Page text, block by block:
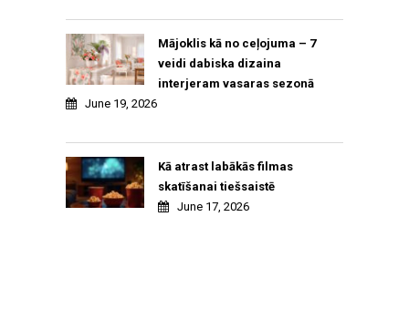
Mājoklis kā no ceļojuma – 7
veidi dabiska dizaina
interjeram vasaras sezonā
June 19, 2026
Kā atrast labākās filmas
skatīšanai tiešsaistē
June 17, 2026